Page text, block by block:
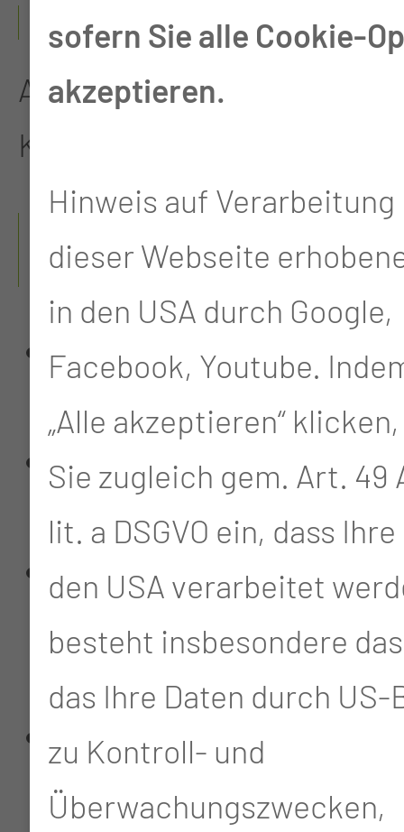
1998
Ausbildung im Carl-Thiem-
Klinikum
QUALIFIKATIONEN
Ausbildung in der
Palliativ Care
Ausbildung zur Pain
Nurse
geriatriespezifische
Zusatzqualifikation
erworben
die Qualifikation
„Fachweiterbildung
sofern Sie alle Cookie-
akzeptieren.
Hinweis auf
dieser Webseite
in den USA durch Google,
Facebook, Youtube.
„Alle akzeptieren“
Sie zugleich gem. Art. 49
lit. a DSGVO ein, dass
den USA verarbeitet
besteht insbesondere
das Ihre Daten durch US-
zu Kontroll- und
Überwachungszwecken,